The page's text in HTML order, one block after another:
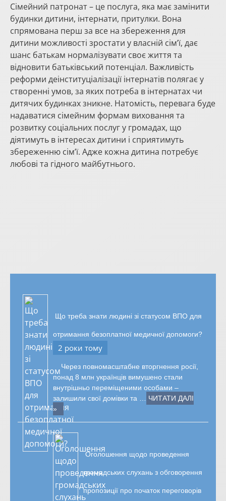
Сімейний патронат – це послуга, яка має замінити
будинки дитини, інтернати, притулки. Вона
спрямована перш за все на збереження для
дитини можливості зростати у власній сім’ї, дає
шанс батькам нормалізувати своє життя та
відновити батьківський потенціал. Важливість
реформи деінституціалізації інтернатів полягає у
створенні умов, за яких потреба в інтернатах чи
дитячих будинках зникне. Натомість, перевага буде
надаватися сімейним формам виховання та
розвитку соціальних послуг у громадах, що
діятимуть в інтересах дитини і сприятимуть
збереженню сім’ї. Адже кожна дитина потребує
любові та гідного майбутнього.
Що треба знати людині зі статусом ВПО для
отримання безоплатної медичної допомоги?
2 роки тому
Через повномасштабне вторгнення росії,
понад 8 млн українців вимушено стали
внутрішньо переміщеними особами –
залишили свої домівки та …
ЧИТАТИ ДАЛІ
»
Оголошення щодо проведення
громадських слухань з обговорення
пропозиції про початок переговорів